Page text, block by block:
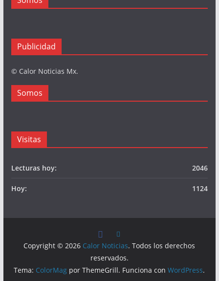
Publicidad
© Calor Noticias Mx.
Somos
Visitas
2046
Lecturas hoy:
1124
Hoy:
Copyright © 2026 Calor Noticias. Todos los derechos
reservados.
Tema: ColorMag por ThemeGrill. Funciona conWordPress.